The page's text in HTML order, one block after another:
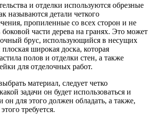
и отделки используются обрезные
называются детали четкого
пропиленные со всех сторон и не
части дерева на гранях. Это может
брус, использующийся в несущих
широкая доска, которая
полов и отделки стен, а также
для отделочных работ.
материал, следует четко
задачи он будет использоваться и
он для этого должен обладать, а также,
требуется.